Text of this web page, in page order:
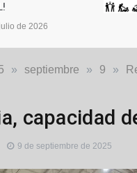
de 2026
» septiembre » 9 »
capacidad
9 de septiembre de 2025